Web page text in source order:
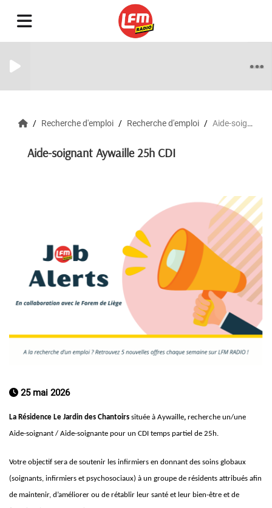
Recherche d'emploi Recherche d'emploi Aide-soignant Aywaille 25h CDI
Aide-soignant Aywaille 25h CDI
25 mai 2026
La Résidence Le Jardin des Chantoirs située à Aywaille, recherche un/une
Aide-soignant / Aide-soignante pour un CDI temps partiel de 25h.
Votre objectif sera de soutenir les infirmiers en donnant des soins globaux
(soignants, infirmiers et psychosociaux) à un groupe de résidents attribués afin
de maintenir, d’améliorer ou de rétablir leur santé et leur bien-être et de